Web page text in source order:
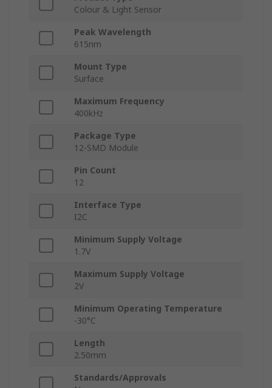
Colour & Light Sensor
Peak Wavelength
615nm
Mount Type
Surface
Maximum Frequency
400kHz
Package Type
12-SMD Module
Pin Count
12
Interface Type
I2C
Minimum Supply Voltage
1.7V
Maximum Supply Voltage
2V
Minimum Operating Temperature
-30°C
Length
2.50mm
Standards/Approvals